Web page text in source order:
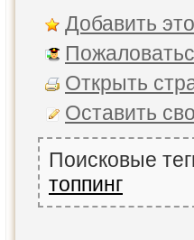
Добавить
Открыть
Оставить
Поисковые
топпинг